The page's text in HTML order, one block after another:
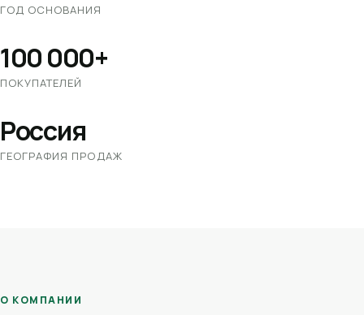
ГОД ОСНОВАНИЯ
100 000+
ПОКУПАТЕЛЕЙ
Россия
ГЕОГРАФИЯ ПРОДАЖ
О КОМПАНИИ